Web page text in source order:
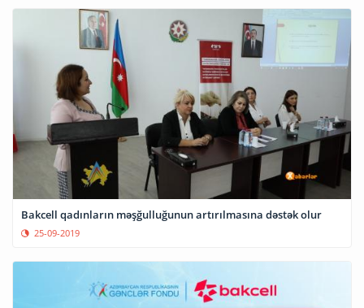
Bakcell qadınların məşğulluğunun artırılmasına dəstək olur
25-09-2019